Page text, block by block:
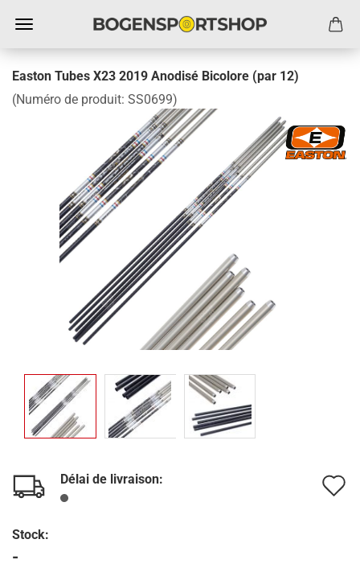
Easton Tubes X23 2019 Anodisé Bicolore (par 12)
(Numéro de produit: SS0699)
Délai de livraison:
Stock:
-